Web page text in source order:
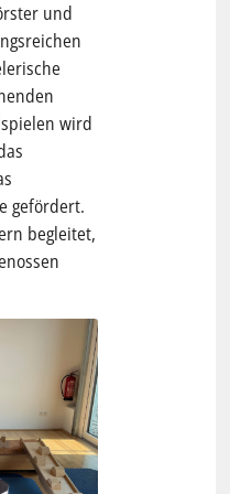
und
wird
gefördert.
begleitet,